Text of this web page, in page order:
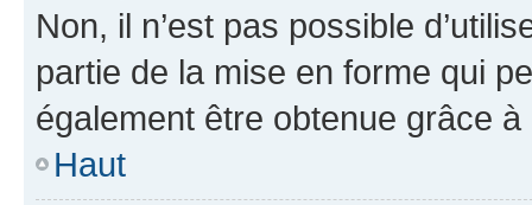
Non, il n’est pas possible
partie de la mise en forme qui
également être obtenue grâce à
Haut